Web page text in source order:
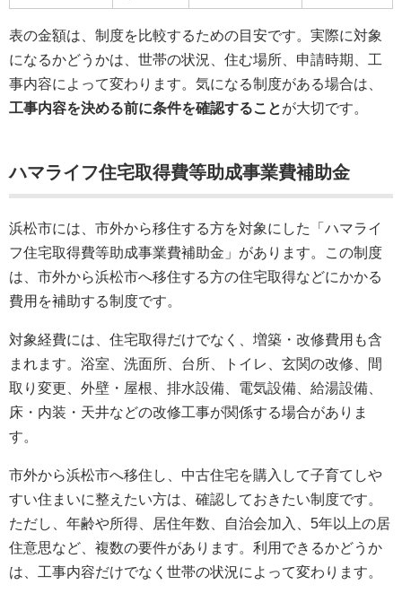
表の金額は、制度を比較するための目安です。実際に対象
になるかどうかは、世帯の状況、住む場所、申請時期、工
事内容によって変わります。気になる制度がある場合は、
工事内容を決める前に条件を確認することが大切です。
ハマライフ住宅取得費等助成事業費補助金
浜松市には、市外から移住する方を対象にした「ハマライ
フ住宅取得費等助成事業費補助金」があります。この制度
は、市外から浜松市へ移住する方の住宅取得などにかかる
費用を補助する制度です。
対象経費には、住宅取得だけでなく、増築・改修費用も含
まれます。浴室、洗面所、台所、トイレ、玄関の改修、間
取り変更、外壁・屋根、排水設備、電気設備、給湯設備、
床・内装・天井などの改修工事が関係する場合がありま
す。
市外から浜松市へ移住し、中古住宅を購入して子育てしや
すい住まいに整えたい方は、確認しておきたい制度です。
ただし、年齢や所得、居住年数、自治会加入、5年以上の居
住意思など、複数の要件があります。利用できるかどうか
は、工事内容だけでなく世帯の状況によって変わります。